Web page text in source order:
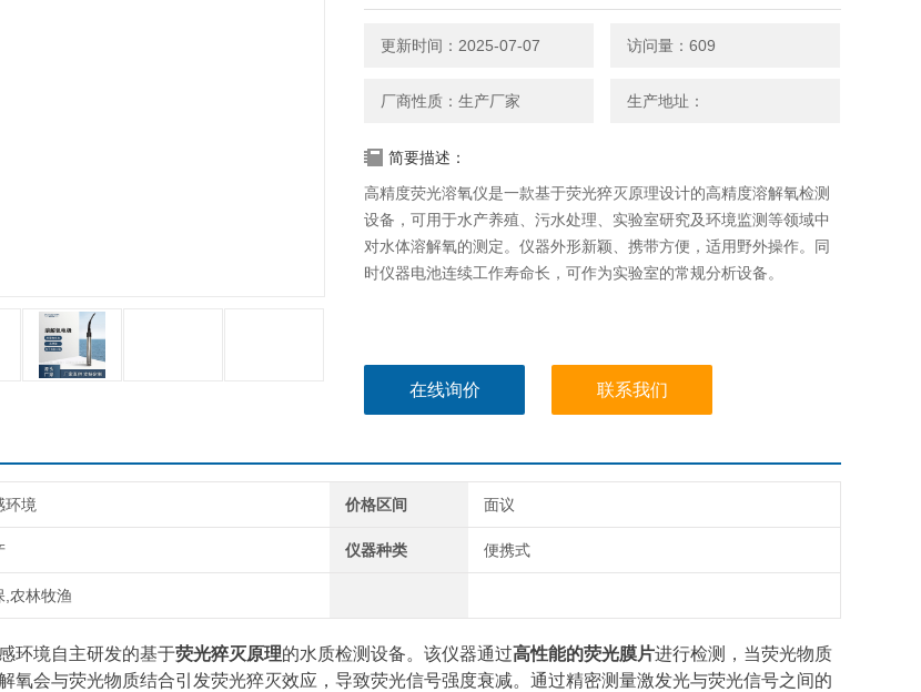
更新时间：2025-07-07 访问量：609
厂商性质：生产厂家 生产地址：
简要描述：
高精度荧光溶氧仪是一款基于荧光猝灭原理设计的高精度溶解氧检测
设备，可用于水产养殖、污水处理、实验室研究及环境监测等领域中
对水体溶解氧的测定。仪器外形新颖、携带方便，适用野外操作。同
时仪器电池连续工作寿命长，可作为实验室的常规分析设备。
在线询价 联系我们
环境 价格区间 面议
仪器种类 便携式
,农林牧渔
环境自主研发的基于荧光猝灭原理的水质检测设备。该仪器通过高性能的荧光膜片进行检测，当荧光物质
氧会与荧光物质结合引发荧光猝灭效应，导致荧光信号强度衰减。通过精密测量激发光与荧光信号之间的